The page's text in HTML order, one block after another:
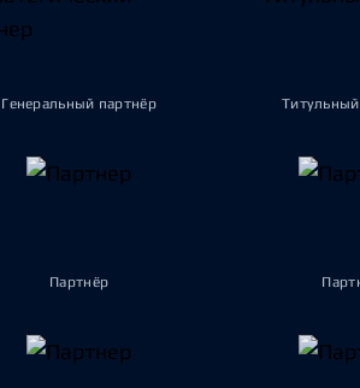
Генеральный партнёр
Партнёр